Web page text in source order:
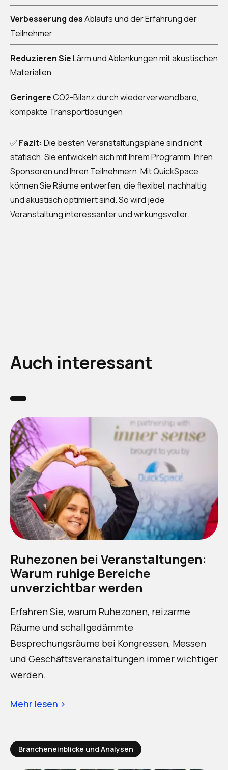
Verbesserung desAblaufs und der Erfahrung der
Teilnehmer
Reduzieren SieLärm und Ablenkungen mit akustischen
Materialien
GeringereCO2-Bilanz durch wiederverwendbare,
kompakte Transportlösungen
✅ Fazit: Die besten Veranstaltungspläne sind nicht
statisch. Sie entwickeln sich mit Ihrem Programm, Ihren
Sponsoren und Ihren Teilnehmern. Mit QuickSpace
können Sie Räume entwerfen, die flexibel, nachhaltig
und akustisch optimiert sind. So wird jede
Veranstaltung interessanter und wirkungsvoller.
Auch interessant
Ruhezonen bei Veranstaltungen:
Warum ruhige Bereiche
unverzichtbar werden
Erfahren Sie, warum Ruhezonen, reizarme
Räume und schallgedämmte
Besprechungsräume bei Kongressen, Messen
und Geschäftsveranstaltungen immer wichtiger
werden.
Mehr lesen ›
Brancheneinblicke und Analysen